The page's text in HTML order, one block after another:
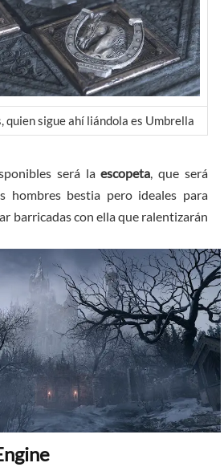
quien sigue ahí liándola es Umbrella
será laescopeta, que será
hombres bestia pero ideales para
barricadas con ella que ralentizarán